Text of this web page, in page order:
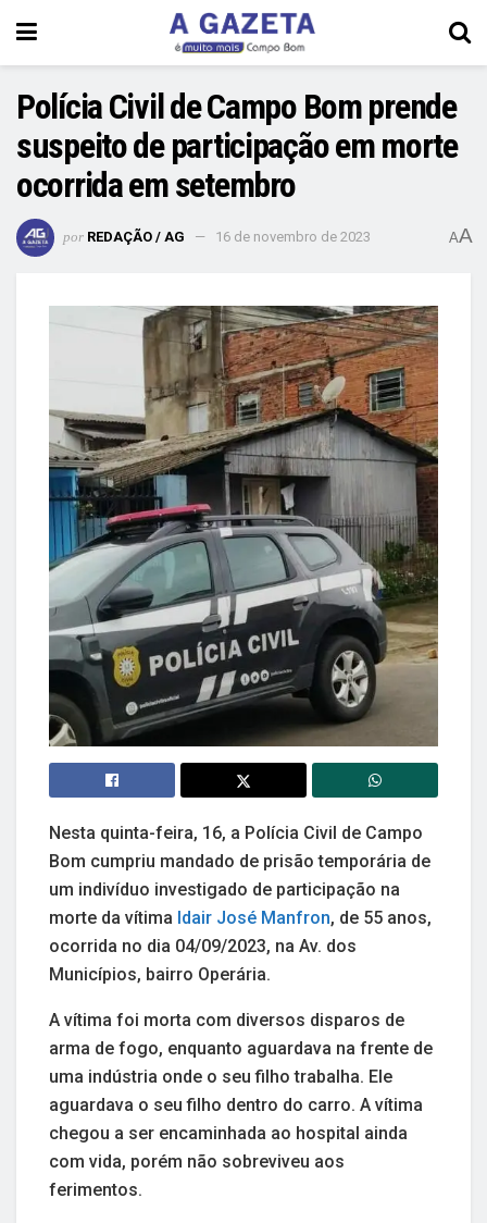
Polícia Civil de Campo Bom prende
suspeito de participação em morte
ocorrida em setembro
por REDAÇÃO / AG 16 de novembro de 2023 AA
Nesta quinta-feira, 16, a Polícia Civil de Campo
Bom cumpriu mandado de prisão temporária de
um indivíduo investigado de participação na
morte da vítima Idair José Manfron, de 55 anos,
ocorrida no dia 04/09/2023, na Av. dos
Municípios, bairro Operária.
A vítima foi morta com diversos disparos de
arma de fogo, enquanto aguardava na frente de
uma indústria onde o seu filho trabalha. Ele
aguardava o seu filho dentro do carro. A vítima
chegou a ser encaminhada ao hospital ainda
com vida, porém não sobreviveu aos
ferimentos.